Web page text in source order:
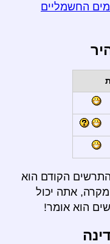
החשמליים
הקודם הוא
אתה יכול
הוא אומר!